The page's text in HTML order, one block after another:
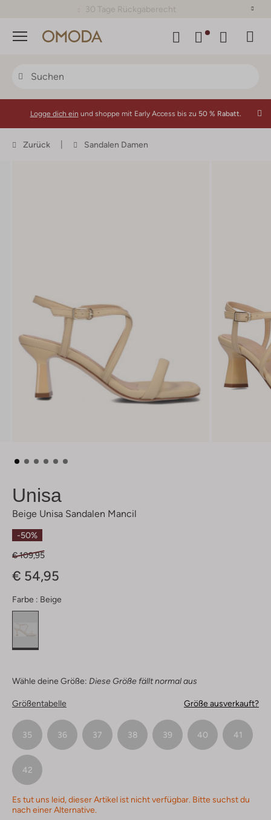
30 Tage Rückgaberecht
Menü
Logge dich ein und shoppe mit Early Access bis zu 50 % Rabatt.
Zurück Sandalen Damen
Unisa
Beige Unisa Sandalen Mancil
-50%
€ 109,95
€ 54,95
Farbe : Beige
Wähle deine Größe: Diese Größe fällt normal aus
Größentabelle Größe ausverkauft?
35 36 37 38 39 40 41
42
Es tut uns leid, dieser Artikel ist nicht verfügbar. Bitte suchst du
nach einer Alternative.